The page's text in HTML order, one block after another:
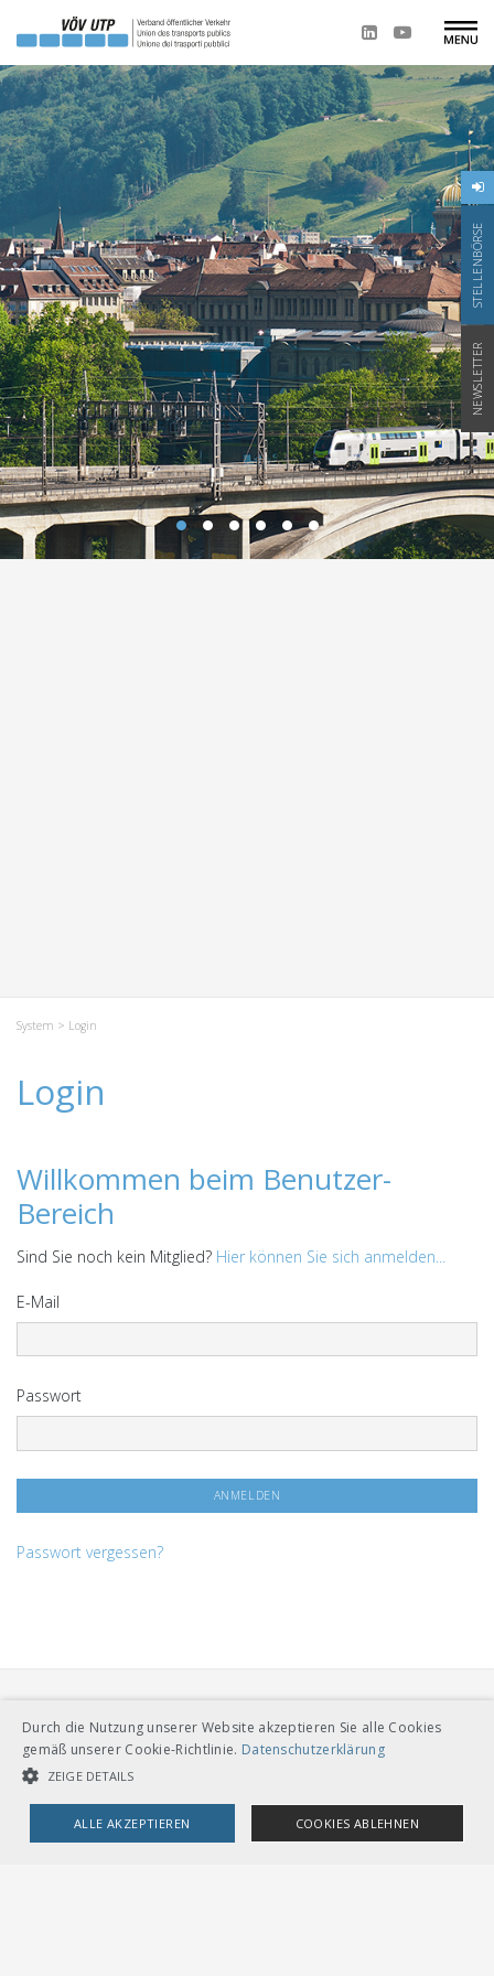
STELLENBÖRSE
NEWSLETTER
System > Login
Login
Willkommen beim Benutzer-
Bereich
Sind Sie noch kein Mitglied? Hier können Sie sich anmelden...
E-Mail
Passwort
Passwort vergessen?
VERBAND ÖFFENTLICHER VERKEHR
Dählhölzliweg 12
CH-3005 Bern
Durch die Nutzung unserer Website akzeptieren Sie alle Cookies
gemäß unserer Cookie-Richtlinie. Datenschutzerklärung
ZEIGE DETAILS
ALLE AKZEPTIEREN COOKIES ABLEHNEN